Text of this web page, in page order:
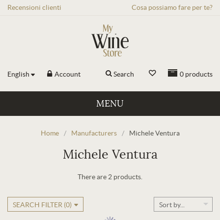
Recensioni clienti Cosa possiamo fare per te?
English Account 0 products
Search
MENU
Home / Manufacturers / Michele Ventura
Michele Ventura
There are 2 products.
SEARCH FILTER (0) Sort by...